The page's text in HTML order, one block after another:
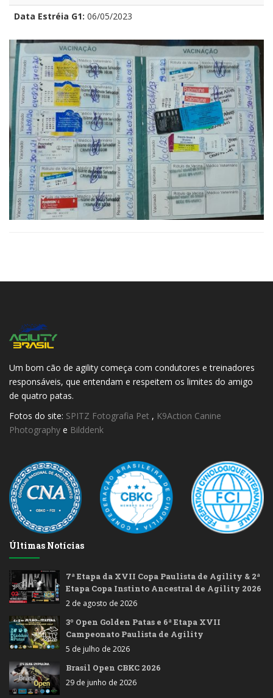
Data Estréia G1: 06/05/2023
Um bom cão de agility começa com condutores e treinadores
responsáveis, que entendam e respeitem os limites do amigo
de quatro patas.
Fotos do site: SPITZ Fotografia Pet , K9Action Canine
Photography e Bilddenk
Últimas Notícias
7ª Etapa da XVII Copa Paulista de Agility & 2ª
Etapa Copa Instinto Ancestral de Agility 2026
2 de agosto de 2026
3º Open Golden Patas e 6ª Etapa XVII
Campeonato Paulista de Agility
5 de julho de 2026
Brasil Open CBKC 2026
29 de junho de 2026